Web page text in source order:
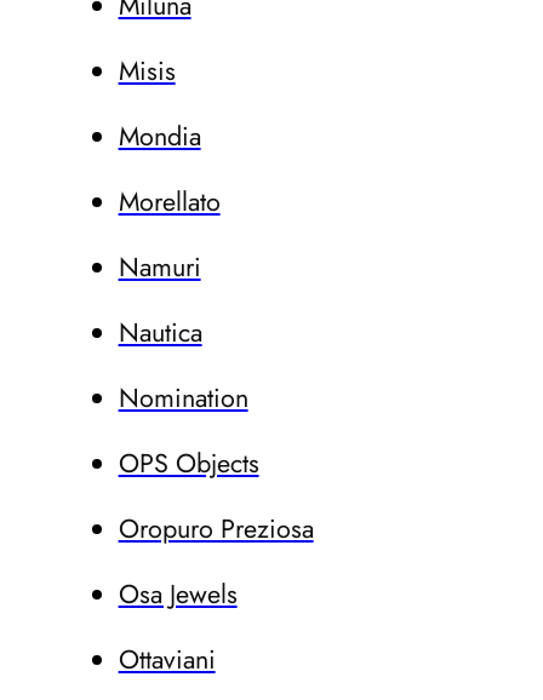
Misis
Mondia
Morellato
Namuri
Nautica
Nomination
OPS Objects
Oropuro Preziosa
Osa Jewels
Ottaviani